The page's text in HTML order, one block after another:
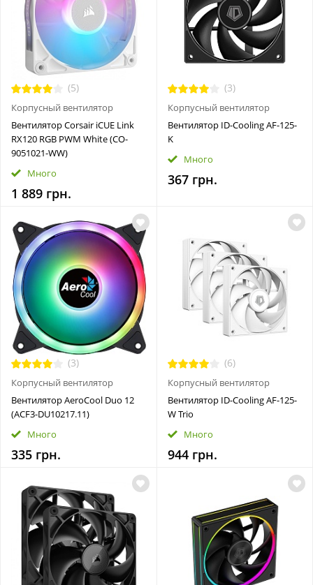
(5)
Корпусный вентилятор
Вентилятор Corsair iCUE Link
RX120 RGB PWM White (CO-
9051021-WW)
Много
1 889 грн.
(3)
Корпусный вентилятор
Вентилятор ID-Cooling AF-125-
K
Много
367 грн.
(3)
Корпусный вентилятор
Вентилятор AeroCool Duo 12
(ACF3-DU10217.11)
Много
335 грн.
(6)
Корпусный вентилятор
Вентилятор ID-Cooling AF-125-
W Trio
Много
944 грн.